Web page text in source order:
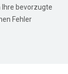
Ihre bevorzugte
Fehler